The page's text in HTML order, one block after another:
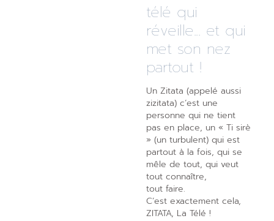
télé qui
réveille... et qui
met son nez
partout !
Un Zitata (appelé aussi
zizitata) c’est une
personne qui ne tient
pas en place, un « Ti sirè
» (un turbulent) qui est
partout à la fois, qui se
mêle de tout, qui veut
tout connaître,
tout faire.
C’est exactement cela,
ZITATA, La Télé !